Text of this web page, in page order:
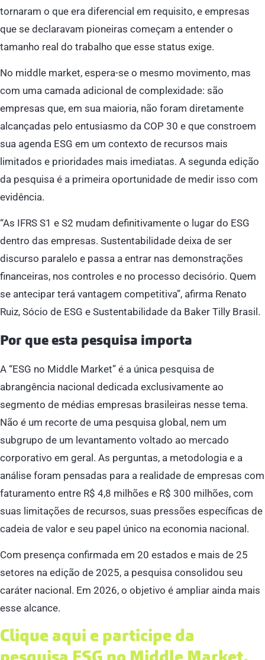
tornaram o que era diferencial em requisito, e empresas
que se declaravam pioneiras começam a entender o
tamanho real do trabalho que esse status exige.
No middle market, espera-se o mesmo movimento, mas
com uma camada adicional de complexidade: são
empresas que, em sua maioria, não foram diretamente
alcançadas pelo entusiasmo da COP 30 e que constroem
sua agenda ESG em um contexto de recursos mais
limitados e prioridades mais imediatas. A segunda edição
da pesquisa é a primeira oportunidade de medir isso com
evidência.
“As IFRS S1 e S2 mudam definitivamente o lugar do ESG
dentro das empresas. Sustentabilidade deixa de ser
discurso paralelo e passa a entrar nas demonstrações
financeiras, nos controles e no processo decisório. Quem
se antecipar terá vantagem competitiva”, afirma Renato
Ruiz, Sócio de ESG e Sustentabilidade da Baker Tilly Brasil.
Por que esta pesquisa importa
A “ESG no Middle Market” é a única pesquisa de
abrangência nacional dedicada exclusivamente ao
segmento de médias empresas brasileiras nesse tema.
Não é um recorte de uma pesquisa global, nem um
subgrupo de um levantamento voltado ao mercado
corporativo em geral. As perguntas, a metodologia e a
análise foram pensadas para a realidade de empresas com
faturamento entre R$ 4,8 milhões e R$ 300 milhões, com
suas limitações de recursos, suas pressões específicas de
cadeia de valor e seu papel único na economia nacional.
Com presença confirmada em 20 estados e mais de 25
setores na edição de 2025, a pesquisa consolidou seu
caráter nacional. Em 2026, o objetivo é ampliar ainda mais
esse alcance.
Clique aqui e participe da